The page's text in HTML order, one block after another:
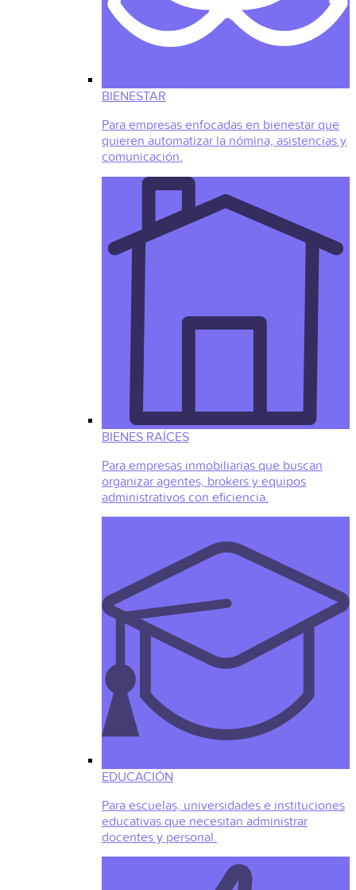
BIENESTAR
Para empresas enfocadas en bienestar que
quieren automatizar la nómina, asistencias y
comunicación.
BIENES RAÍCES
Para empresas inmobiliarias que buscan
organizar agentes, brokers y equipos
administrativos con eficiencia.
EDUCACIÓN
Para escuelas, universidades e instituciones
educativas que necesitan administrar
docentes y personal.